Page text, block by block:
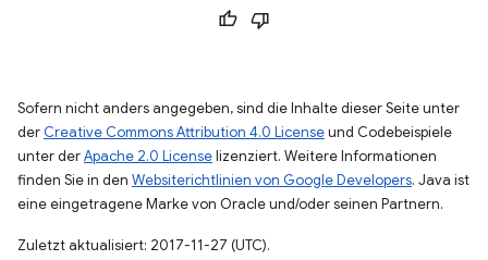
Sofern nicht anders angegeben, sind die Inhalte dieser Seite unter
der Creative Commons Attribution 4.0 Licenseund Codebeispiele
unter derApache 2.0 Licenselizenziert. Weitere Informationen
finden Sie in den Websiterichtlinien von Google Developers. Java ist
eine eingetragene Marke von Oracle und/oder seinen Partnern.
Zuletzt aktualisiert: 2017-11-27 (UTC).